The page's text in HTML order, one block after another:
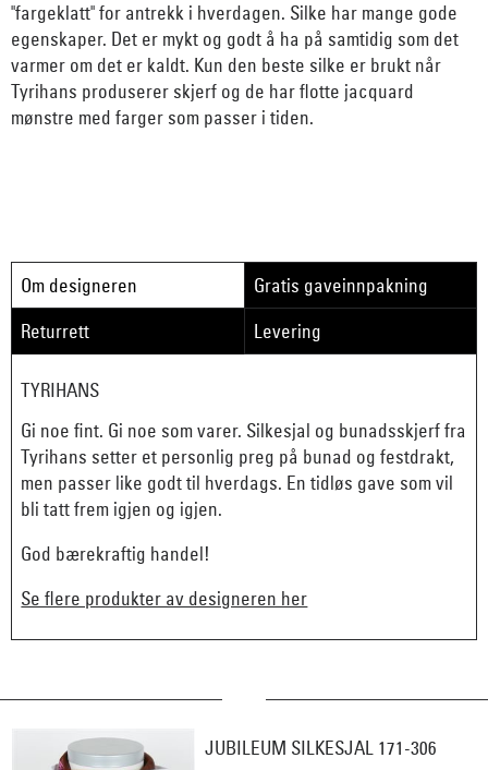
"fargeklatt" for antrekk i hverdagen. Silke har mange gode
egenskaper. Det er mykt og godt å ha på samtidig som det
varmer om det er kaldt. Kun den beste silke er brukt når
Tyrihans produserer skjerf og de har flotte jacquard
mønstre med farger som passer i tiden.
Om designeren
Gratis gaveinnpakning
Returrett
Levering
TYRIHANS
Gi noe fint. Gi noe som varer. Silkesjal og bunadsskjerf fra
Tyrihans setter et personlig preg på bunad og festdrakt,
men passer like godt til hverdags. En tidløs gave som vil
bli tatt frem igjen og igjen.
God bærekraftig handel!
Se flere produkter av designeren her
JUBILEUM SILKESJAL 171-306